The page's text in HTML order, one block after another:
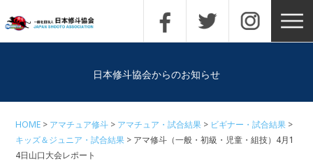
日本修斗協会からのお知らせ
HOME アマチュア修斗 アマチュア・試合結果
ビギナー・試合結果
キッズ＆ジュニア・試合結果
アマ修斗（一般・初級・児童・組技）4月1
4日山口大会レポート